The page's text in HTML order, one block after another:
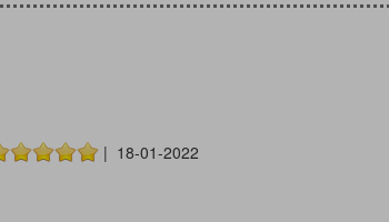
| 18-01-2022